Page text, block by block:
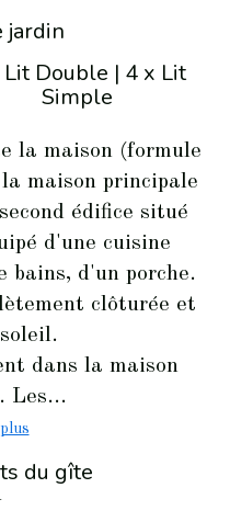
jardin
Double | 4 x Lit
Simple
la maison (formule
maison principale
édifice situé
d'une cuisine
bains, d'un porche.
clôturée et
dans la maison
Les...
du gîte